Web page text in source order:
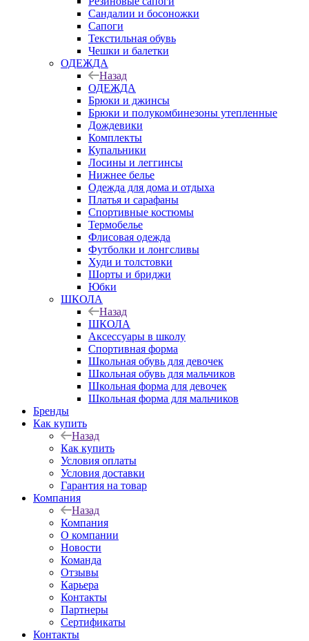
Сандалии и босоножки
Сапоги
Текстильная обувь
Чешки и балетки
ОДЕЖДА
Назад
ОДЕЖДА
Брюки и джинсы
Брюки и полукомбинезоны утепленные
Дождевики
Комплекты
Купальники
Лосины и леггинсы
Нижнее белье
Одежда для дома и отдыха
Платья и сарафаны
Спортивные костюмы
Термобелье
Флисовая одежда
Футболки и лонгсливы
Худи и толстовки
Шорты и бриджи
Юбки
ШКОЛА
Назад
ШКОЛА
Аксессуары в школу
Спортивная форма
Школьная обувь для девочек
Школьная обувь для мальчиков
Школьная форма для девочек
Школьная форма для мальчиков
Бренды
Как купить
Назад
Как купить
Условия оплаты
Условия доставки
Гарантия на товар
Компания
Назад
Компания
О компании
Новости
Команда
Отзывы
Карьера
Контакты
Партнеры
Сертификаты
Контакты